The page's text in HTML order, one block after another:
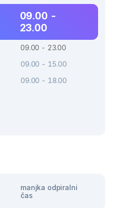
09.00 -
23.00
09.00 - 23.00
09.00 - 15.00
09.00 - 18.00
manjka odpiralni
čas